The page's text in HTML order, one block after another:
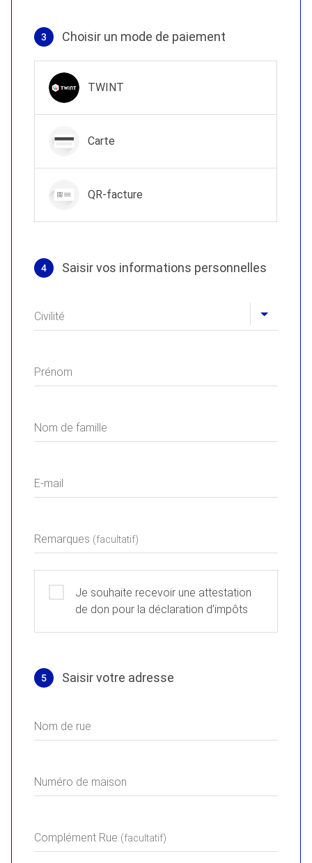
3 Choisir un mode de paiement
TWINT
Carte
QR-facture
4 Saisir vos informations personnelles
Civilité
Prénom
Nom de famille
E-mail
Remarques (facultatif)
Je souhaite recevoir une attestation
de don pour la déclaration d’impôts
5 Saisir votre adresse
Nom de rue
Numéro de maison
Complément Rue (facultatif)